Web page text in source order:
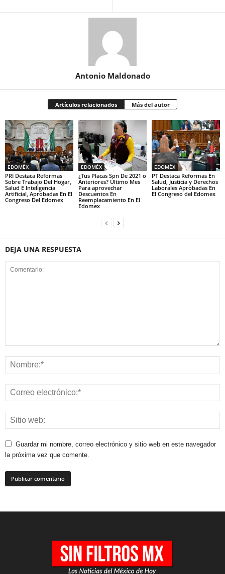
Antonio Maldonado
Artículos relacionados Más del autor
EDOMÉX
PRI Destaca Reformas
Sobre Trabajo Del Hogar,
Salud E Inteligencia
Artificial, Aprobadas En El
Congreso Del Edomex
EDOMÉX
¿Tus Placas Son De 2021 o
Anteriores? Último Mes
Para aprovechar
Descuentos En
Reemplacamiento En El
Edomex
EDOMÉX
PT Destaca Reformas En
Salud, Justicia y Derechos
Laborales Aprobadas En
El Congreso del Edomex
DEJA UNA RESPUESTA
Guardar mi nombre, correo electrónico y sitio web en este navegador
la próxima vez que comente.